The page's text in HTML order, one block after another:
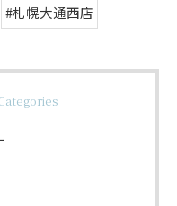
#札幌大通西店